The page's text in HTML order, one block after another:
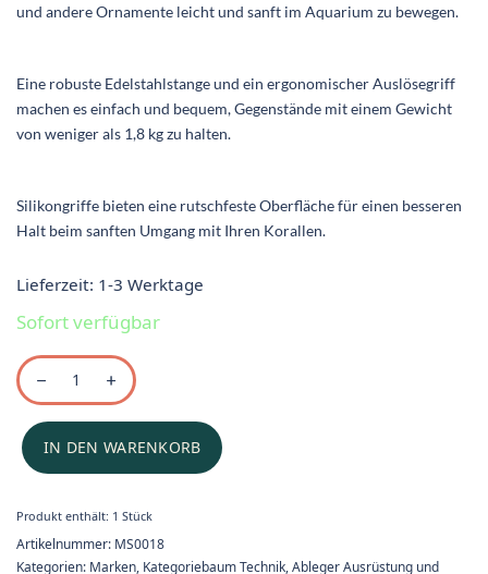
und andere Ornamente leicht und sanft im Aquarium zu bewegen.
Eine robuste Edelstahlstange und ein ergonomischer Auslösegriff
machen es einfach und bequem, Gegenstände mit einem Gewicht
von weniger als 1,8 kg zu halten.
Silikongriffe bieten eine rutschfeste Oberfläche für einen besseren
Halt beim sanften Umgang mit Ihren Korallen.
Lieferzeit: 1-3 Werktage
Sofort verfügbar
IN DEN WARENKORB
Produkt enthält: 1Stück
Artikelnummer: MS0018
Kategorien: Marken, Kategoriebaum Technik,Ableger Ausrüstung und